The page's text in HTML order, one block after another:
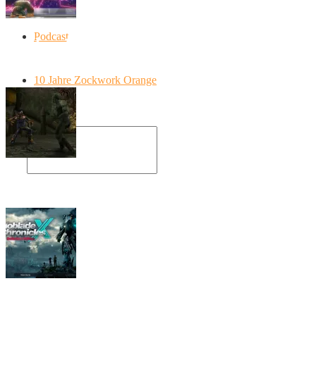
Podcast
10 Jahre Zockwork Orange
Donkey Kong Bananza: “Ich mache alles